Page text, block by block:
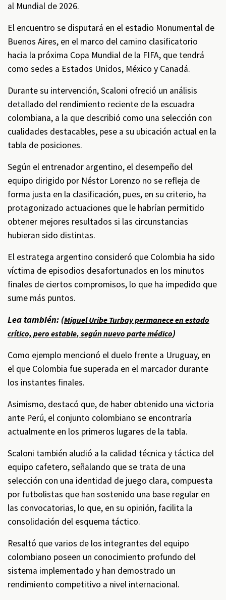
al Mundial de 2026.
El encuentro se disputará en el estadio Monumental de
Buenos Aires, en el marco del camino clasificatorio
hacia la próxima Copa Mundial de la FIFA, que tendrá
como sedes a Estados Unidos, México y Canadá.
Durante su intervención, Scaloni ofreció un análisis
detallado del rendimiento reciente de la escuadra
colombiana, a la que describió como una selección con
cualidades destacables, pese a su ubicación actual en la
tabla de posiciones.
Según el entrenador argentino, el desempeño del
equipo dirigido por Néstor Lorenzo no se refleja de
forma justa en la clasificación, pues, en su criterio, ha
protagonizado actuaciones que le habrían permitido
obtener mejores resultados si las circunstancias
hubieran sido distintas.
El estratega argentino consideró que Colombia ha sido
víctima de episodios desafortunados en los minutos
finales de ciertos compromisos, lo que ha impedido que
sume más puntos.
Lea también: (Miguel Uribe Turbay permanece en estado
crítico, pero estable, según nuevo parte médico)
Como ejemplo mencionó el duelo frente a Uruguay, en
el que Colombia fue superada en el marcador durante
los instantes finales.
Asimismo, destacó que, de haber obtenido una victoria
ante Perú, el conjunto colombiano se encontraría
actualmente en los primeros lugares de la tabla.
Scaloni también aludió a la calidad técnica y táctica del
equipo cafetero, señalando que se trata de una
selección con una identidad de juego clara, compuesta
por futbolistas que han sostenido una base regular en
las convocatorias, lo que, en su opinión, facilita la
consolidación del esquema táctico.
Resaltó que varios de los integrantes del equipo
colombiano poseen un conocimiento profundo del
sistema implementado y han demostrado un
rendimiento competitivo a nivel internacional.